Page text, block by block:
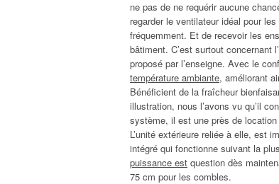
ne pas de ne requérir aucune
regarder le ventilateur idéal pour
fréquemment. Et de recevoir les
bâtiment. C’est surtout concernant
proposé par l’enseigne. Avec le
température ambiante, améliorant
Bénéficient de la fraîcheur
illustration, nous l’avons vu qu’il
système, il est une près de
L’unité extérieure reliée à elle, est
intégré qui fonctionne suivant la
puissance est question dès
75 cm pour les combles.